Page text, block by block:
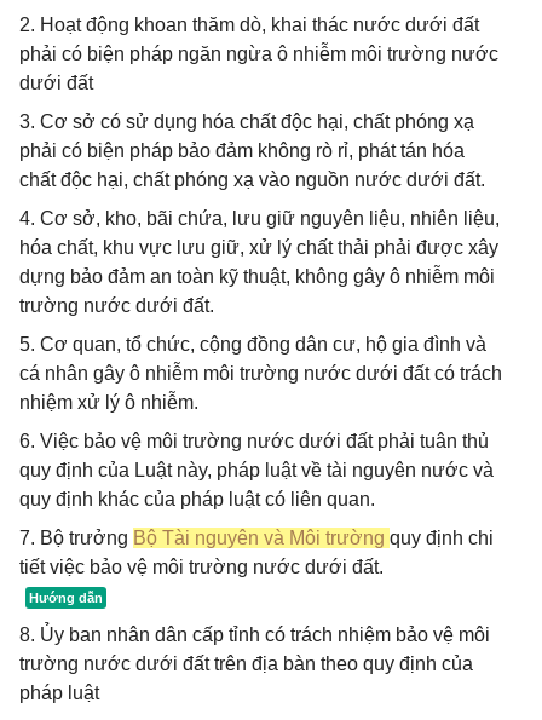
2. Hoạt động khoan thăm dò, khai thác nước dưới đất
phải có biện pháp ngăn ngừa ô nhiễm môi trường nước
dưới đất
3. Cơ sở có sử dụng hóa chất độc hại, chất phóng xạ
phải có biện pháp bảo đảm không rò rỉ, phát tán hóa
chất độc hại, chất phóng xạ vào nguồn nước dưới đất.
4. Cơ sở, kho, bãi chứa, lưu giữ nguyên liệu, nhiên liệu,
hóa chất, khu vực lưu giữ, xử lý chất thải phải được xây
dựng bảo đảm an toàn kỹ thuật, không gây ô nhiễm môi
trường nước dưới đất.
5. Cơ quan, tổ chức, cộng đồng dân cư, hộ gia đình và
cá nhân gây ô nhiễm môi trường nước dưới đất có trách
nhiệm xử lý ô nhiễm.
6. Việc bảo vệ môi trường nước dưới đất phải tuân thủ
quy định của Luật này, pháp luật về tài nguyên nước và
quy định khác của pháp luật có liên quan.
7. Bộ trưởng Bộ Tài nguyên và Môi trường quy định chi
tiết việc bảo vệ môi trường nước dưới đất.
8. Ủy ban nhân dân cấp tỉnh có trách nhiệm bảo vệ môi
trường nước dưới đất trên địa bàn theo quy định của
pháp luật